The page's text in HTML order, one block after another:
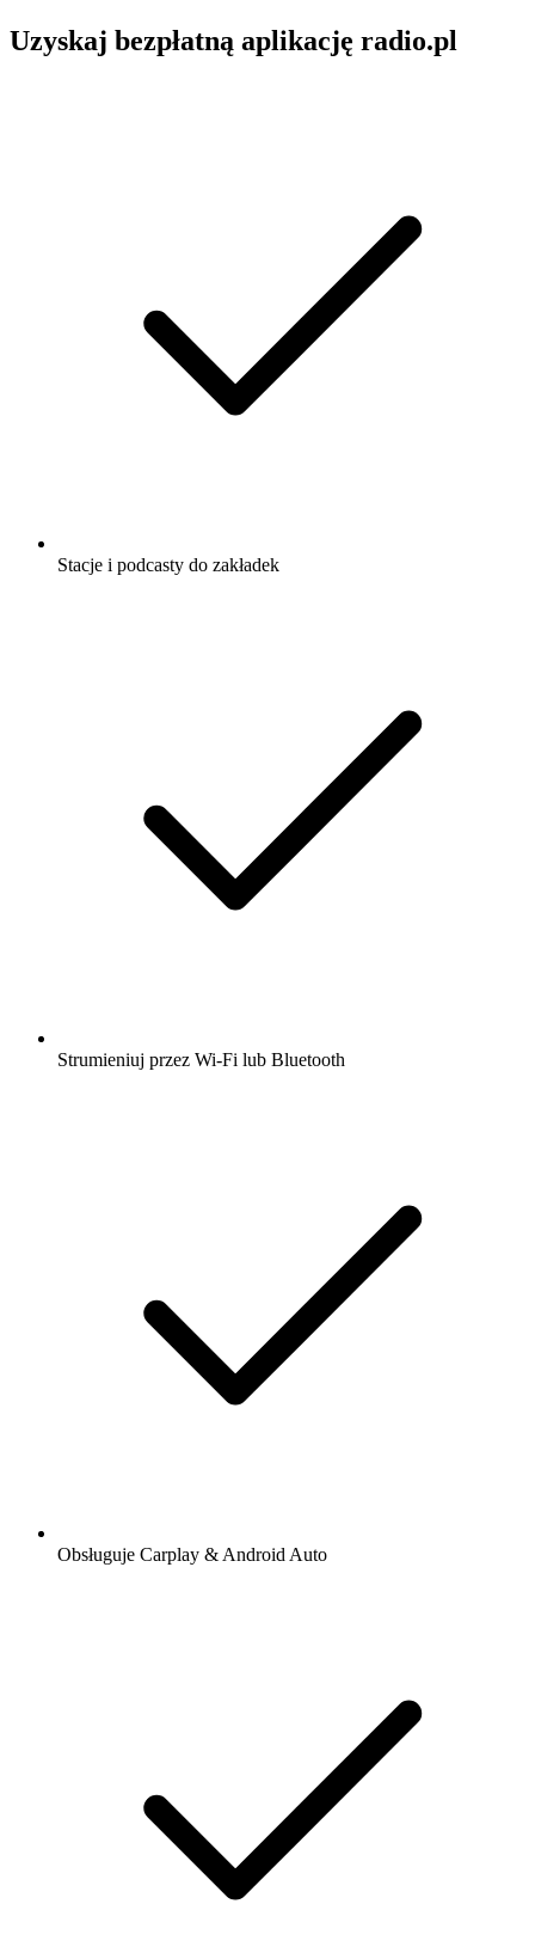
Uzyskaj bezpłatną aplikację radio.pl
Stacje i podcasty do zakładek
Strumieniuj przez Wi-Fi lub Bluetooth
Obsługuje Carplay & Android Auto